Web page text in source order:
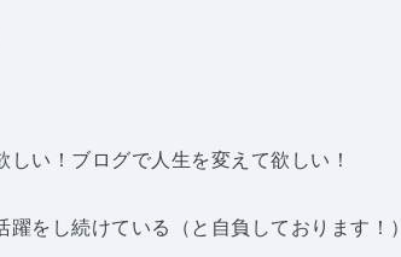
い！ブログで人生を変えて欲しい！
をし続けている（と自負しております！）